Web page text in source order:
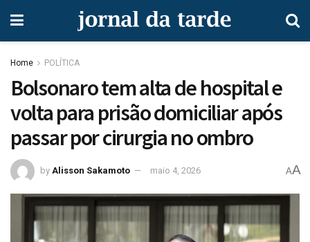
Home POLÍTICA
Bolsonaro tem alta de hospital e
volta para prisão domiciliar após
passar por cirurgia no ombro
by Alisson Sakamoto maio 4, 2026 AA